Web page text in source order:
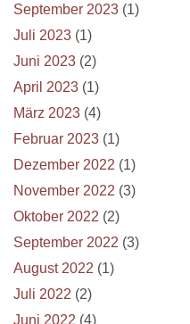
September 2023 (1)
Juli 2023 (1)
Juni 2023 (2)
April 2023 (1)
März 2023 (4)
Februar 2023 (1)
Dezember 2022 (1)
November 2022 (3)
Oktober 2022 (2)
September 2022 (3)
August 2022 (1)
Juli 2022 (2)
Juni 2022 (4)